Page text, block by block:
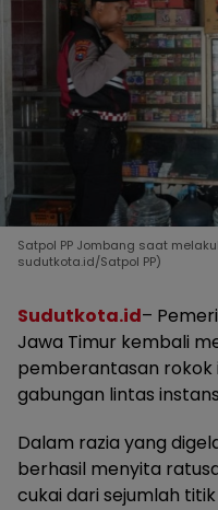
Satpol PP Jombang saat
sudutkota.id/Satpol PP)
Sudutkota.id–
Jawa Timur kembali
pemberantasan rokok
gabungan lintas
Dalam razia yang
berhasil menyita
cukai dari sejumlah